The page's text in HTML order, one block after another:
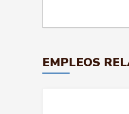
EMPLEOS